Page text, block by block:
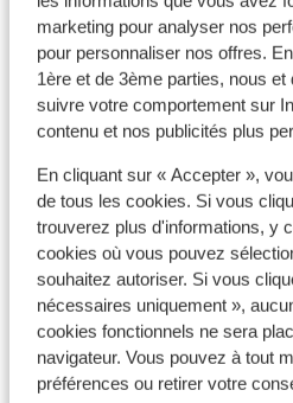
marketing pour analyser nos
pour personnaliser nos offres.
1ère et de 3ème parties, nous
suivre votre comportement sur
contenu et nos publicités plus
En cliquant sur « Accepter »,
de tous les cookies. Si vous
trouverez plus d'informations, y
cookies où vous pouvez
souhaitez autoriser. Si vous
nécessaires uniquement »,
cookies fonctionnels ne sera
navigateur. Vous pouvez à tout
préférences ou retirer votre
Langue
La langue officielle est
Monnaie
La monnaie officielle est
par carte bancaire en
Pourboires
Il est habituel en Espagne de
pourboires.
Norme électrique
Comme dans la majorité des